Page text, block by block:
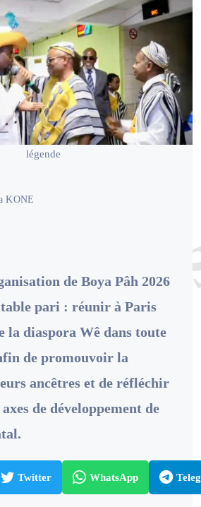
légende
KONE
de Boya Pâh 2026
pari : réunir à Paris
la diaspora Wê dans toute
de promouvoir la
ancêtres et de réfléchir
de développement de
Twitter WhatsApp